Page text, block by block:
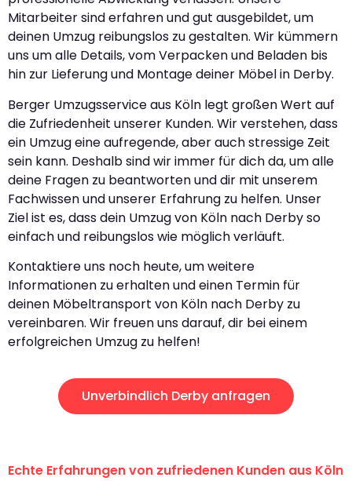
Mitarbeiter sind erfahren und gut ausgebildet, um
deinen Umzug reibungslos zu gestalten. Wir kümmern
uns um alle Details, vom Verpacken und Beladen bis
hin zur Lieferung und Montage deiner Möbel in Derby.
Berger Umzugsservice aus Köln legt großen Wert auf
die Zufriedenheit unserer Kunden. Wir verstehen, dass
ein Umzug eine aufregende, aber auch stressige Zeit
sein kann. Deshalb sind wir immer für dich da, um alle
deine Fragen zu beantworten und dir mit unserem
Fachwissen und unserer Erfahrung zu helfen. Unser
Ziel ist es, dass dein Umzug von Köln nach Derby so
einfach und reibungslos wie möglich verläuft.
Kontaktiere uns noch heute, um weitere
Informationen zu erhalten und einen Termin für
deinen Möbeltransport von Köln nach Derby zu
vereinbaren. Wir freuen uns darauf, dir bei einem
erfolgreichen Umzug zu helfen!
Unverbindlich Derby anfragen
Echte Erfahrungen von zufriedenen Kunden aus Köln